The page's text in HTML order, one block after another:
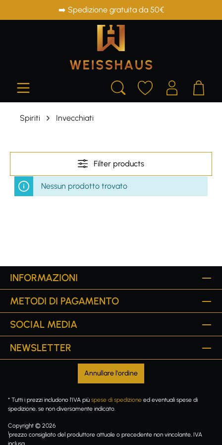
➡️ Spedizione gratuita da 50€
Spiriti Invecchiati
Filter products
Nessun prodotto trovato
INFORMAZIONI
METODI DI PAGAMENTO
SOCIAL MEDIA
NEWSLETTER
Annullare l'ordine
* Tutti i prezzi includono l'IVA più spese di spedizione ed eventuali spese di
spedizione, se non diversamente indicato.
Copyright © 2026
1prezzo consigliato del produttore attuale o precedente non vincolante, IVA
inclusa.